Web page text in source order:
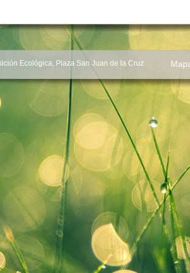
Ecológica, Plaza San Juan de la Cruz